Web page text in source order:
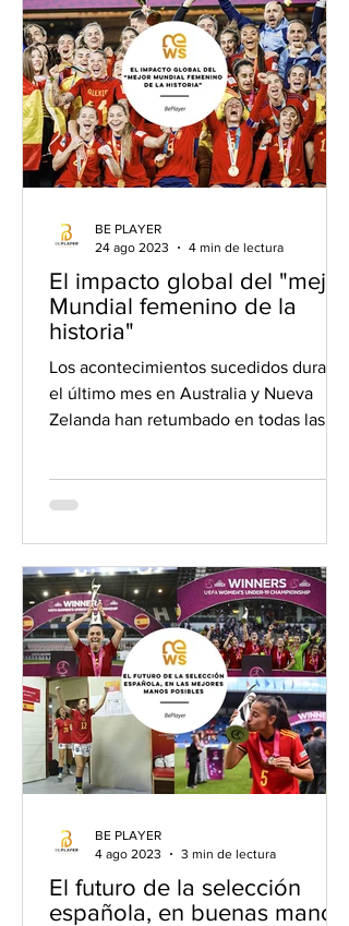
El impacto global del "mejor
Mundial femenino de la
historia"
Los acontecimientos sucedidos durante
el último mes en Australia y Nueva
Zelanda han retumbado en todas las
BE PLAYER
24 ago 2023
4 min de lectura
El futuro de la selección
española, en buenas manos
BE PLAYER
4 ago 2023
3 min de lectura